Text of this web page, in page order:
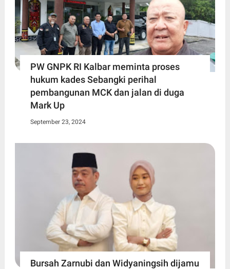
PW GNPK RI Kalbar meminta proses
hukum kades Sebangki perihal
pembangunan MCK dan jalan di duga
Mark Up
September 23, 2024
Bursah Zarnubi dan Widyaningsih dijamu